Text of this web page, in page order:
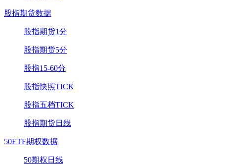
股指期货数据
股指期货1分
股指期货5分
股指15-60分
股指快照TICK
股指五档TICK
股指期货日线
50ETF期权数据
50期权日线